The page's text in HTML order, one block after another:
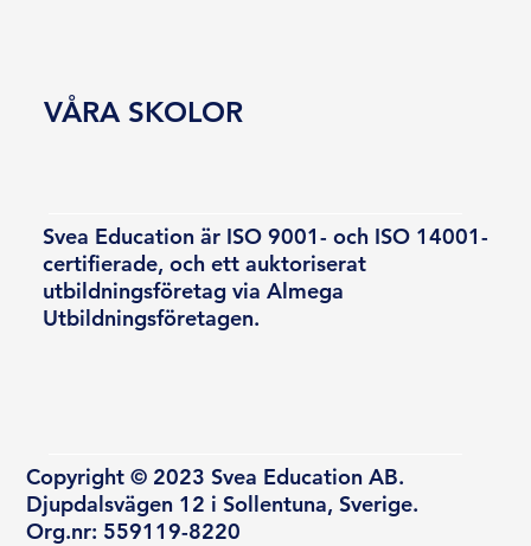
Svea Education är ISO 9001- och ISO 14001-
certifierade, och ett auktoriserat
utbildningsföretag via Almega
Utbildningsföretagen.
Copyright © 2023 Svea Education AB.
Djupdalsvägen 12 i Sollentuna, Sverige.
Org.nr: 559119-8220
VÅRA SKOLOR